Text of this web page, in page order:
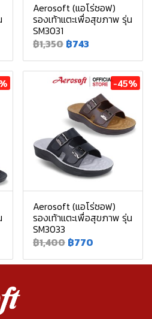
Aerosoft (แอโร่ซอฟ)
รองเท้าแตะเพื่อสุขภาพ รุ่น
SM3031
฿1,350 ฿743
-45%
Aerosoft (แอโร่ซอฟ)
รองเท้าแตะเพื่อสุขภาพ รุ่น
SM3033
฿1,400 ฿770